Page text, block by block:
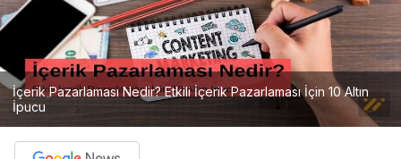
İçerik Pazarlaması Nedir? Etkili İçerik Pazarlaması İçin 10 Altın
İpucu